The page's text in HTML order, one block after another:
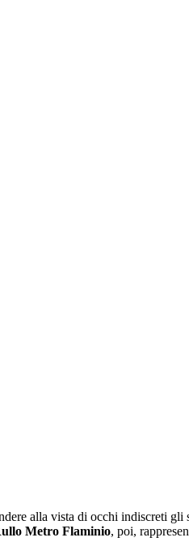
alla vista di occhi indiscreti
Metro Flaminio, poi,